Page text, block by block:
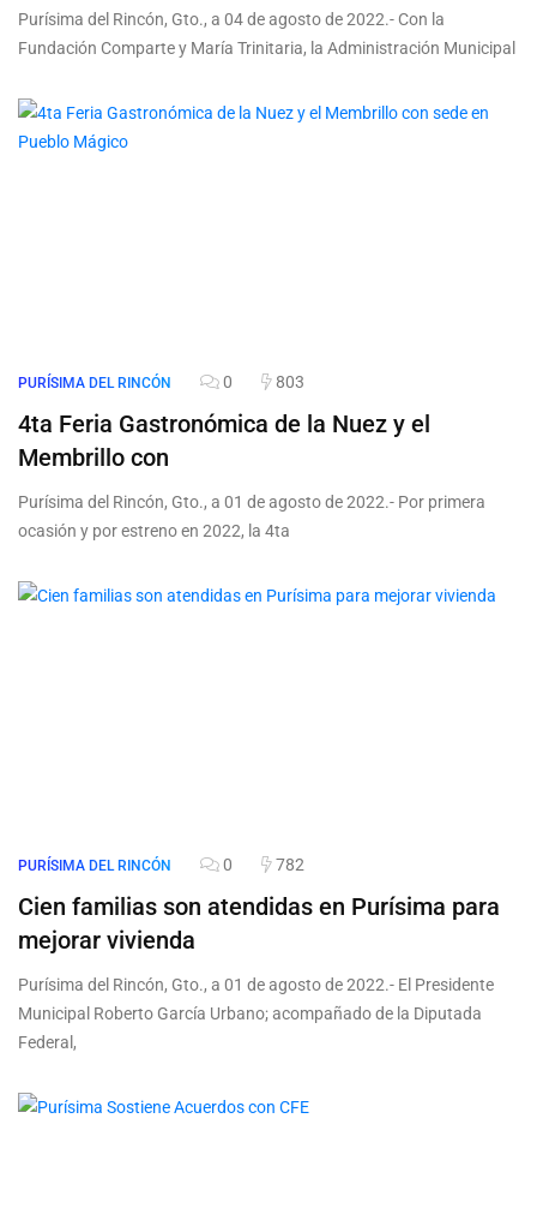
Purísima del Rincón, Gto., a 04 de agosto de 2022.- Con la
Fundación Comparte y María Trinitaria, la Administración Municipal
PURÍSIMA DEL RINCÓN 0 803
4ta Feria Gastronómica de la Nuez y el
Membrillo con
Purísima del Rincón, Gto., a 01 de agosto de 2022.- Por primera
ocasión y por estreno en 2022, la 4ta
PURÍSIMA DEL RINCÓN 0 782
Cien familias son atendidas en Purísima para
mejorar vivienda
Purísima del Rincón, Gto., a 01 de agosto de 2022.- El Presidente
Municipal Roberto García Urbano; acompañado de la Diputada
Federal,